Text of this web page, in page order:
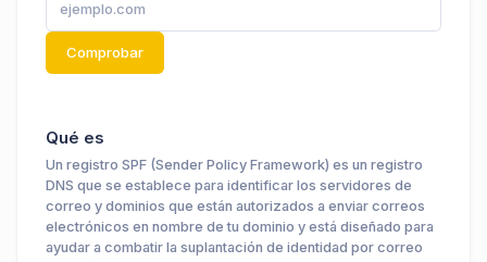
Comprobar
Qué es
Un registro SPF (Sender Policy Framework) es un registro
DNS que se establece para identificar los servidores de
correo y dominios que están autorizados a enviar correos
electrónicos en nombre de tu dominio y está diseñado para
ayudar a combatir la suplantación de identidad por correo